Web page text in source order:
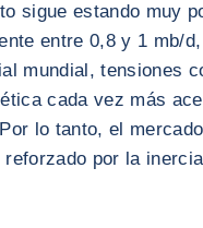
sigue estando muy
entre 0,8 y 1 mb/
mundial, tensiones
cada vez más
lo tanto, el
por la